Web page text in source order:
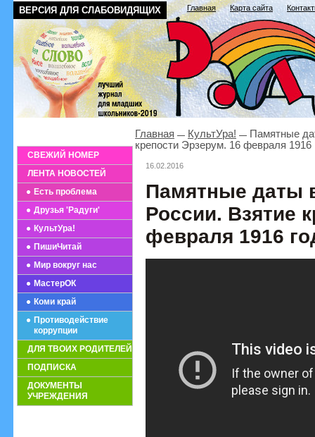
ВЕРСИЯ ДЛЯ СЛАБОВИДЯЩИХ Главная Карта сайта
СВЕЖИЙ НОМЕР
ЛЕНТА НОВОСТЕЙ
Есть проблема
Друзья 'Радуги'
КультУра!
ПишиЧитай
Мир вокруг нас
МастерОК
Коми край
Противодействие
коррупции
ДЛЯ ТВОИХ РОДИТЕЛЕЙ
ПОДПИСКА
ДОКУМЕНТЫ
УЧРЕЖДЕНИЯ
Главная КультУра!
Памятные
крепости Эрзерум. 16 февраля 1916
16.02.2016
Памятные даты
России. Взятие
февраля 1916